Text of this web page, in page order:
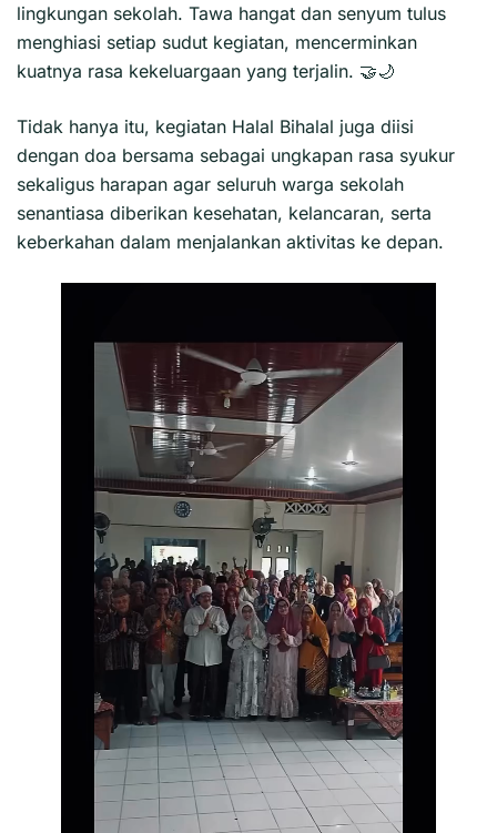
lingkungan sekolah. Tawa hangat dan senyum tulus
menghiasi setiap sudut kegiatan, mencerminkan
kuatnya rasa kekeluargaan yang terjalin. 🤝🌙
Tidak hanya itu, kegiatan Halal Bihalal juga diisi
dengan doa bersama sebagai ungkapan rasa syukur
sekaligus harapan agar seluruh warga sekolah
senantiasa diberikan kesehatan, kelancaran, serta
keberkahan dalam menjalankan aktivitas ke depan.